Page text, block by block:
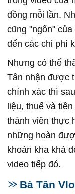
đồng mỗi lần.
cũng "ngốn"
đến các chi phí
Nhưng có thể
Tân nhận được
chính xác thì
liệu, thuế và
thành viên thực
những hoàn
khoản kha khá
video tiếp đó.
Bà Tân